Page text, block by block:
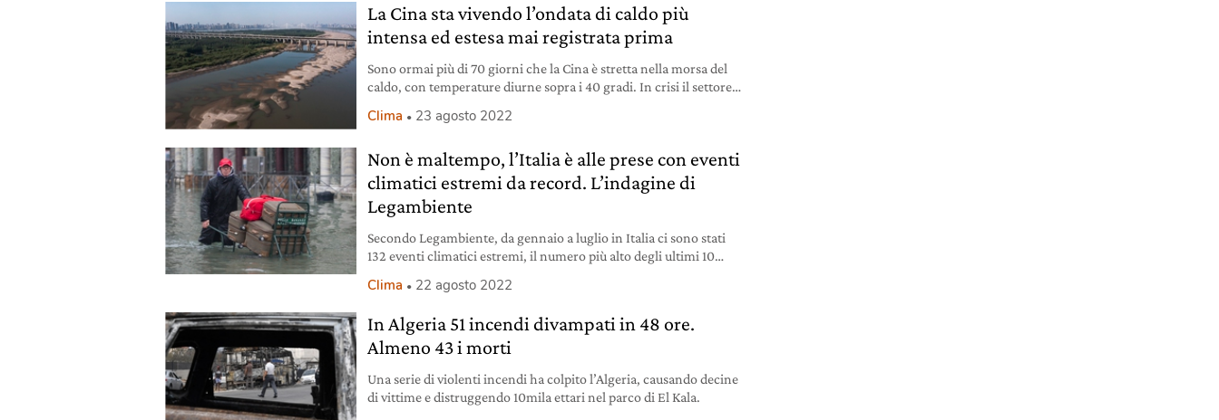
La Cina sta vivendo l’ondata di caldo più
intensa ed estesa mai registrata prima
Sono ormai più di 70 giorni che la Cina è stretta nella morsa del
caldo, con temperature diurne sopra i 40 gradi. In crisi il settore
Clima 23 agosto 2022
Non è maltempo, l’Italia è alle prese con eventi
climatici estremi da record. L’indagine di
Legambiente
Secondo Legambiente, da gennaio a luglio in Italia ci sono stati
132 eventi climatici estremi, il numero più alto degli ultimi 10
Clima 22 agosto 2022
In Algeria 51 incendi divampati in 48 ore.
Almeno 43 i morti
Una serie di violenti incendi ha colpito l’Algeria, causando decine
di vittime e distruggendo 10mila ettari nel parco di El Kala.